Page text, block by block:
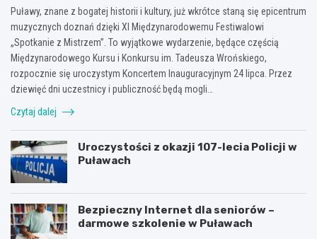
Puławy, znane z bogatej historii i kultury, już wkrótce staną się epicentrum
muzycznych doznań dzięki XI Międzynarodowemu Festiwalowi
„Spotkanie z Mistrzem”. To wyjątkowe wydarzenie, będące częścią
Międzynarodowego Kursu i Konkursu im. Tadeusza Wrońskiego,
rozpocznie się uroczystym Koncertem Inauguracyjnym 24 lipca. Przez
dziewięć dni uczestnicy i publiczność będą mogli…
Czytaj dalej
Uroczystości z okazji 107-lecia Policji w
Puławach
Bezpieczny Internet dla seniorów –
darmowe szkolenie w Puławach